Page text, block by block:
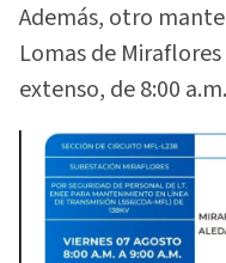
Además, otro
Lomas de
extenso, de 8:00